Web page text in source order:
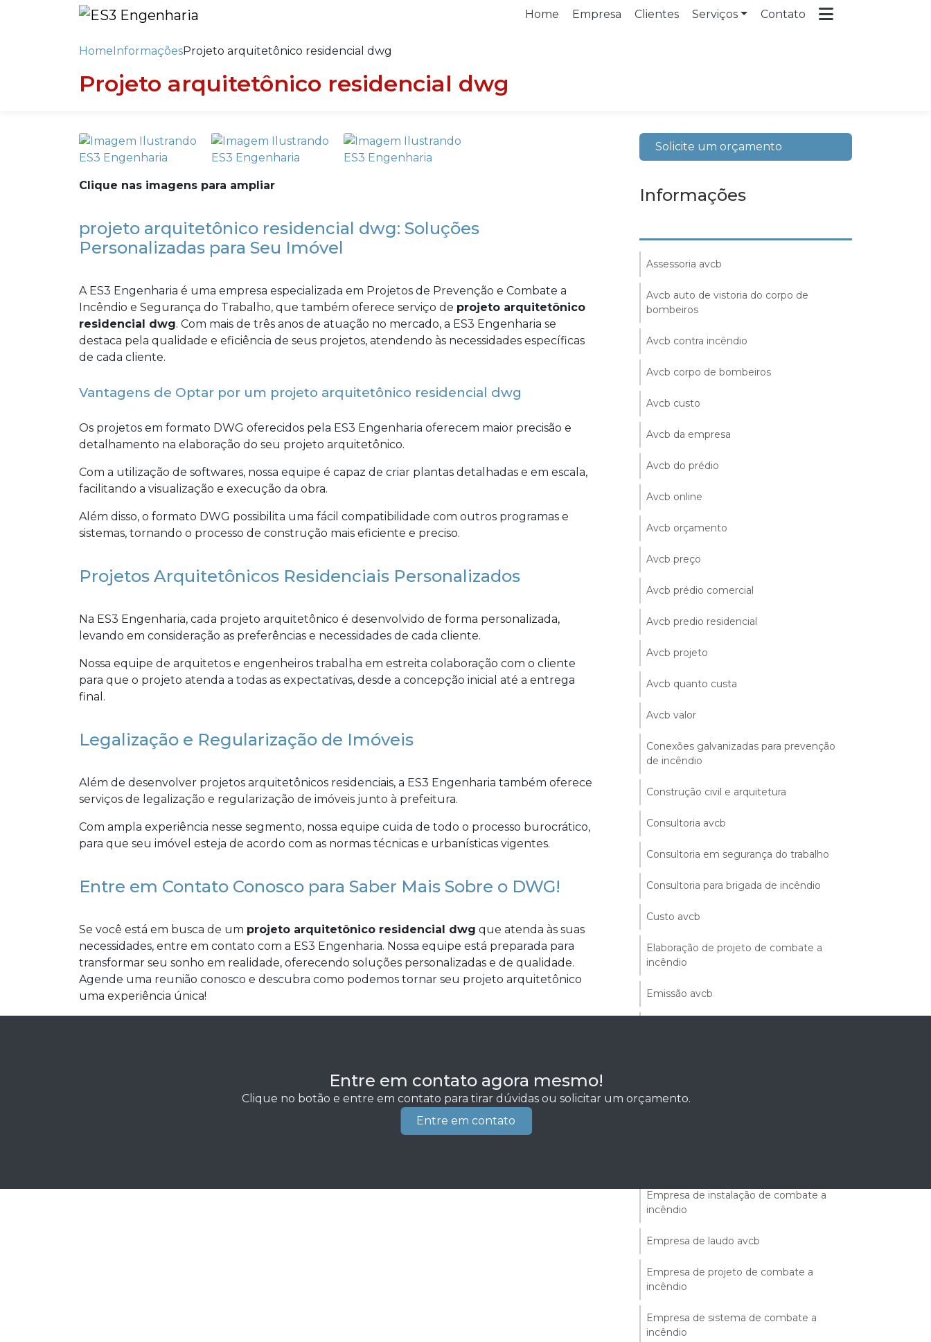
Home Empresa Clientes Serviços Contato
HomeInformaçõesProjeto arquitetônico residencial dwg
Projeto arquitetônico residencial dwg
Clique nas imagens para ampliar
projeto arquitetônico residencial dwg: Soluções
Personalizadas para Seu Imóvel
A ES3 Engenharia é uma empresa especializada em Projetos de Prevenção e Combate a
Incêndio e Segurança do Trabalho, que também oferece serviço de projeto arquitetônico
residencial dwg. Com mais de três anos de atuação no mercado, a ES3 Engenharia se
destaca pela qualidade e eficiência de seus projetos, atendendo às necessidades específicas
de cada cliente.
Vantagens de Optar por um projeto arquitetônico residencial dwg
Os projetos em formato DWG oferecidos pela ES3 Engenharia oferecem maior precisão e
detalhamento na elaboração do seu projeto arquitetônico.
Com a utilização de softwares, nossa equipe é capaz de criar plantas detalhadas e em escala,
facilitando a visualização e execução da obra.
Além disso, o formato DWG possibilita uma fácil compatibilidade com outros programas e
sistemas, tornando o processo de construção mais eficiente e preciso.
Projetos Arquitetônicos Residenciais Personalizados
Na ES3 Engenharia, cada projeto arquitetônico é desenvolvido de forma personalizada,
levando em consideração as preferências e necessidades de cada cliente.
Nossa equipe de arquitetos e engenheiros trabalha em estreita colaboração com o cliente
para que o projeto atenda a todas as expectativas, desde a concepção inicial até a entrega
final.
Legalização e Regularização de Imóveis
Além de desenvolver projetos arquitetônicos residenciais, a ES3 Engenharia também oferece
serviços de legalização e regularização de imóveis junto à prefeitura.
Com ampla experiência nesse segmento, nossa equipe cuida de todo o processo burocrático,
para que seu imóvel esteja de acordo com as normas técnicas e urbanísticas vigentes.
Entre em Contato Conosco para Saber Mais Sobre o DWG!
Se você está em busca de um projeto arquitetônico residencial dwg que atenda às suas
necessidades, entre em contato com a ES3 Engenharia. Nossa equipe está preparada para
transformar seu sonho em realidade, oferecendo soluções personalizadas e de qualidade.
Agende uma reunião conosco e descubra como podemos tornar seu projeto arquitetônico
uma experiência única!
Entre em contato agora mesmo!
Clique no botão e entre em contato para tirar dúvidas ou solicitar um orçamento.
Entre em contato
Solicite um orçamento
Informações
Assessoria avcb
Avcb auto de vistoria do corpo de
bombeiros
Avcb contra incêndio
Avcb corpo de bombeiros
Avcb custo
Avcb da empresa
Avcb do prédio
Avcb online
Avcb orçamento
Avcb preço
Avcb prédio comercial
Avcb predio residencial
Avcb projeto
Avcb quanto custa
Avcb valor
Conexões galvanizadas para prevenção
de incêndio
Construção civil e arquitetura
Consultoria avcb
Consultoria em segurança do trabalho
Consultoria para brigada de incêndio
Custo avcb
Elaboração de projeto de combate a
incêndio
Emissão avcb
Empresa de instalação de combate a
incêndio
Empresa de laudo avcb
Empresa de projeto de combate a
incêndio
Empresa de sistema de combate a
incêndio